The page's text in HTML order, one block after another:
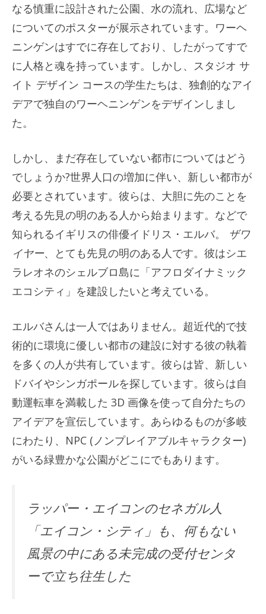
なる慎重に設計された公園、水の流れ、広場など
についてのポスターが展示されています。ワーヘ
ニンゲンはすでに存在しており、したがってすで
に人格と魂を持っています。しかし、スタジオ サ
イト デザイン コースの学生たちは、独創的なアイ
デアで独自のワーヘニンゲンをデザインしまし
た。
しかし、まだ存在していない都市についてはどう
でしょうか?世界人口の増加に伴い、新しい都市が
必要とされています。彼らは、大胆に先のことを
考える先見の明のある人から始まります。などで
知られるイギリスの俳優イドリス・エルバ。 ザワ
イヤー、とても先見の明のある人です。彼はシエ
ラレオネのシェルブロ島に「アフロダイナミック
エコシティ」を建設したいと考えている。
エルバさんは一人ではありません。超近代的で技
術的に環境に優しい都市の建設に対する彼の執着
を多くの人が共有しています。彼らは皆、新しい
ドバイやシンガポールを探しています。彼らは自
動運転車を満載した 3D 画像を使って自分たちの
アイデアを宣伝しています。あらゆるものが多岐
にわたり、NPC (ノンプレイアブルキャラクター)
がいる緑豊かな公園がどこにでもあります。
ラッパー・エイコンのセネガル人
「エイコン・シティ」も、何もない
風景の中にある未完成の受付センタ
ーで立ち往生した